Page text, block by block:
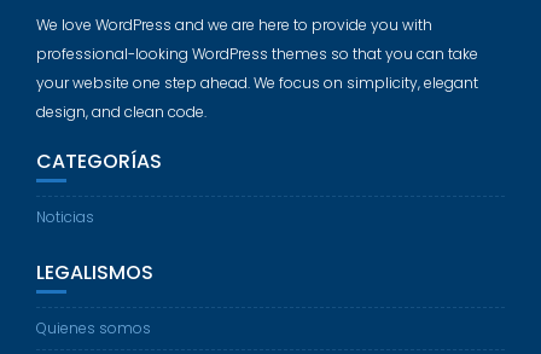
We love WordPress and we are here to provide you with
professional-looking WordPress themes so that you can take
your website one step ahead. We focus on simplicity, elegant
design, and clean code.
CATEGORÍAS
Noticias
LEGALISMOS
Quienes somos